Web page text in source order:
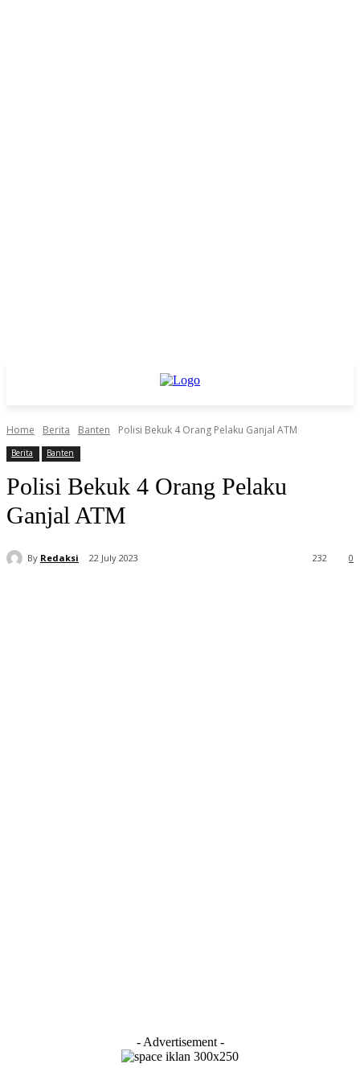
Home Berita Banten Polisi Bekuk 4 Orang Pelaku Ganjal ATM
Berita Banten
Polisi Bekuk 4 Orang Pelaku
Ganjal ATM
By Redaksi 22 July 2023 0
232
- Advertisement -